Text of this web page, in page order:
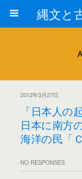
2012年3月27日
「日本人の
日本に南方
海洋の民「
NO RESPONSES